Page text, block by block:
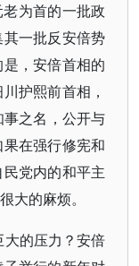
为首的一批政
一批反安倍势
，安倍首相的
护熙前首相，
之名，公开与
在强行修宪和
党内的和平主
大的麻烦。
的压力？安倍